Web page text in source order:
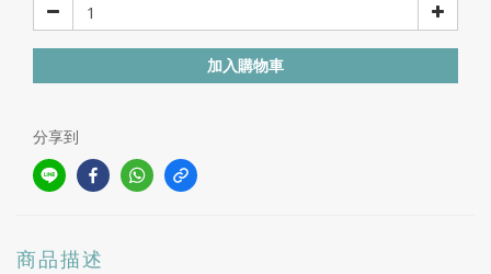
加入購物車
分享到
商品描述